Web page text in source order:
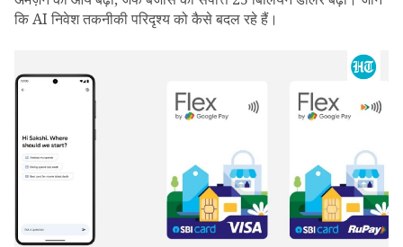
कि AI निवेश तकनीकी परिदृश्य को कैसे बदल रहे हैं।